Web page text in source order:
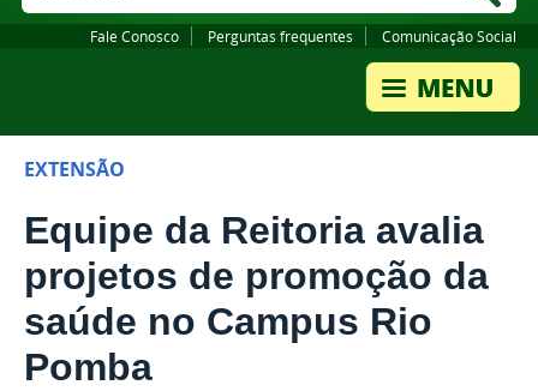
Fale Conosco Perguntas frequentes Comunicação Social
EXTENSÃO
Equipe da Reitoria avalia
projetos de promoção da
saúde no Campus Rio
Pomba